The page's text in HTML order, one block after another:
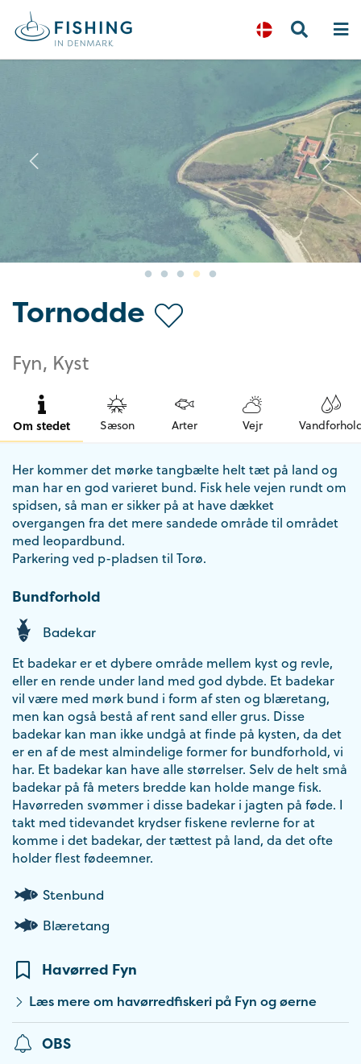
Previous
Tornodde
Fyn, Kyst
Om stedet Sæson Arter Vejr
Her kommer det mørke tangbælte helt tæt på land og
man har en god varieret bund. Fisk hele vejen rundt om
spidsen, så man er sikker på at have dækket
overgangen fra det mere sandede område til området
med leopardbund.
Parkering ved p-pladsen til Torø.
Bundforhold
Badekar
Et badekar er et dybere område mellem kyst og revle,
eller en rende under land med god dybde. Et badekar
vil være med mørk bund i form af sten og blæretang,
men kan også bestå af rent sand eller grus. Disse
badekar kan man ikke undgå at finde på kysten, da det
er en af de mest almindelige former for bundforhold, vi
har. Et badekar kan have alle størrelser. Selv de helt små
badekar på få meters bredde kan holde mange fisk.
Havørreden svømmer i disse badekar i jagten på føde. I
takt med tidevandet krydser fiskene revlerne for at
komme i det badekar, der tættest på land, da det ofte
holder flest fødeemner.
Stenbund
Blæretang
Havørred Fyn
Læs mere om havørredfiskeri på Fyn og øerne
OBS